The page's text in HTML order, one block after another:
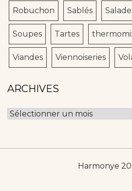
Robuchon Sablés
Soupes Tartes
Viandes Viennoiseries
ARCHIVES
Archives
Harmonye